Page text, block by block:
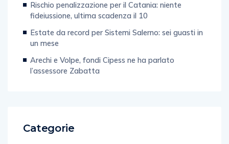
Rischio penalizzazione per il Catania: niente
fideiussione, ultima scadenza il 10
Estate da record per Sistemi Salerno: sei guasti in
un mese
Arechi e Volpe, fondi Cipess ne ha parlato
l’assessore Zabatta
Categorie